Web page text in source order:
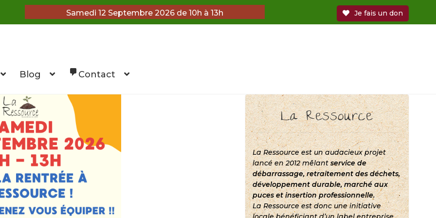
Samedi 12 Septembre 2026 de 10h à 13h Je fais un don
Blog Contact
tableaux Contact
Enjeux et intérêts de La Ressource
Infos Pratique Jeux et jouets
et papeterie Mentions légales Mercerie et linge de maison
Mobilier de bureau
La Ressource
La Ressource est un audacieux projet
lancé en 2012 mêlantservice de
débarrassage, retraitement des déchets,
développement durable, marché aux
puces et insertion professionnelle.
La Ressource est donc une initiative